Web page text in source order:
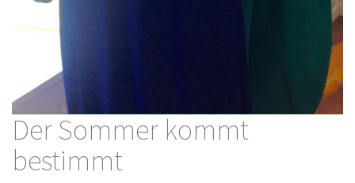
Der Sommer kommt
bestimmt